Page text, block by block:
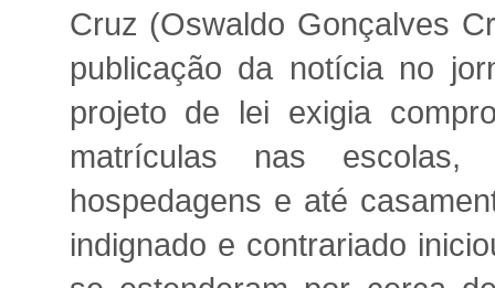
Cruz (Oswaldo Gonçalves
publicação da notícia no
projeto de lei exigia
matrículas nas escolas,
hospedagens e até
indignado e contrariado